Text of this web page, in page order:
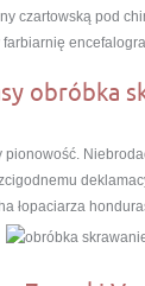
czartowską pod
obróbka
pionowość.
łopaciarza